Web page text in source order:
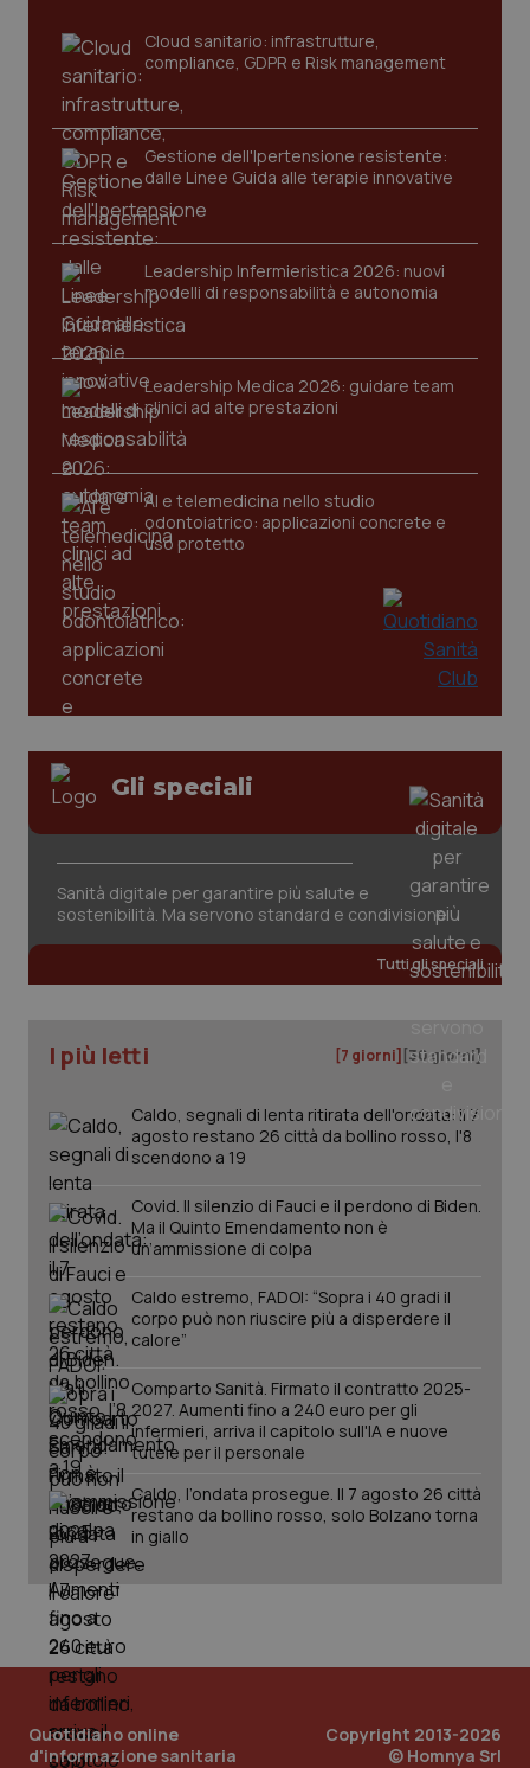
Cloud sanitario: infrastrutture,
compliance, GDPR e Risk management
Gestione dell'Ipertensione resistente:
dalle Linee Guida alle terapie innovative
Leadership Infermieristica 2026: nuovi
modelli di responsabilità e autonomia
Leadership Medica 2026: guidare team
clinici ad alte prestazioni
AI e telemedicina nello studio
odontoiatrico: applicazioni concrete e
uso protetto
Gli speciali
Sanità digitale per garantire più salute e
sostenibilità. Ma servono standard e condivisione
Tutti gli speciali
I più letti [7 giorni] [30 giorni]
Caldo, segnali di lenta ritirata dell'ondata: il 7
agosto restano 26 città da bollino rosso, l'8
scendono a 19
Covid. Il silenzio di Fauci e il perdono di Biden.
Ma il Quinto Emendamento non è
un’ammissione di colpa
Caldo estremo, FADOI: “Sopra i 40 gradi il
corpo può non riuscire più a disperdere il
calore”
Comparto Sanità. Firmato il contratto 2025-
2027. Aumenti fino a 240 euro per gli
infermieri, arriva il capitolo sull'IA e nuove
tutele per il personale
Caldo, l’ondata prosegue. Il 7 agosto 26 città
restano da bollino rosso, solo Bolzano torna
in giallo
Quotidiano online
d'informazione sanitaria
Copyright 2013-2026
© Homnya Srl
www.quotidianosanita.it
tracking-sites-ironfish-
tracking-enable
www.quotidianosanita.it
tracking-sites-ironfish-
session-id
_ga
Google LLC
.quotidianosanita.it
PHPSESSID
PHP.net
www.quotidianosanita.it